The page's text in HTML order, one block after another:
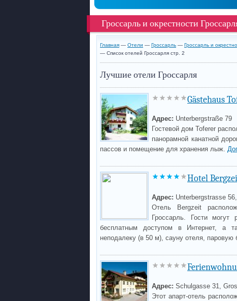
Гроссарль и окрестности
Главная — Отели — Гроссарль — Гроссарль и
— Список отелей Гроссарля стр. 2
Лучшие отели Гроссарля
Gästehaus
Адрес: Unterbergstraße 79
Гостевой дом Toferer
панорамной канатной
пассов и помещение для хранения лыж.
Hotel
Адрес: Unterbergstrasse
Отель Bergzeit
Гроссарль. Гости могут
бесплатным доступом в Интернет, а
неподалеку (в 50 м), сауну отеля, паровую
Адрес: Schulgasse 31,
Этот апарт-отель